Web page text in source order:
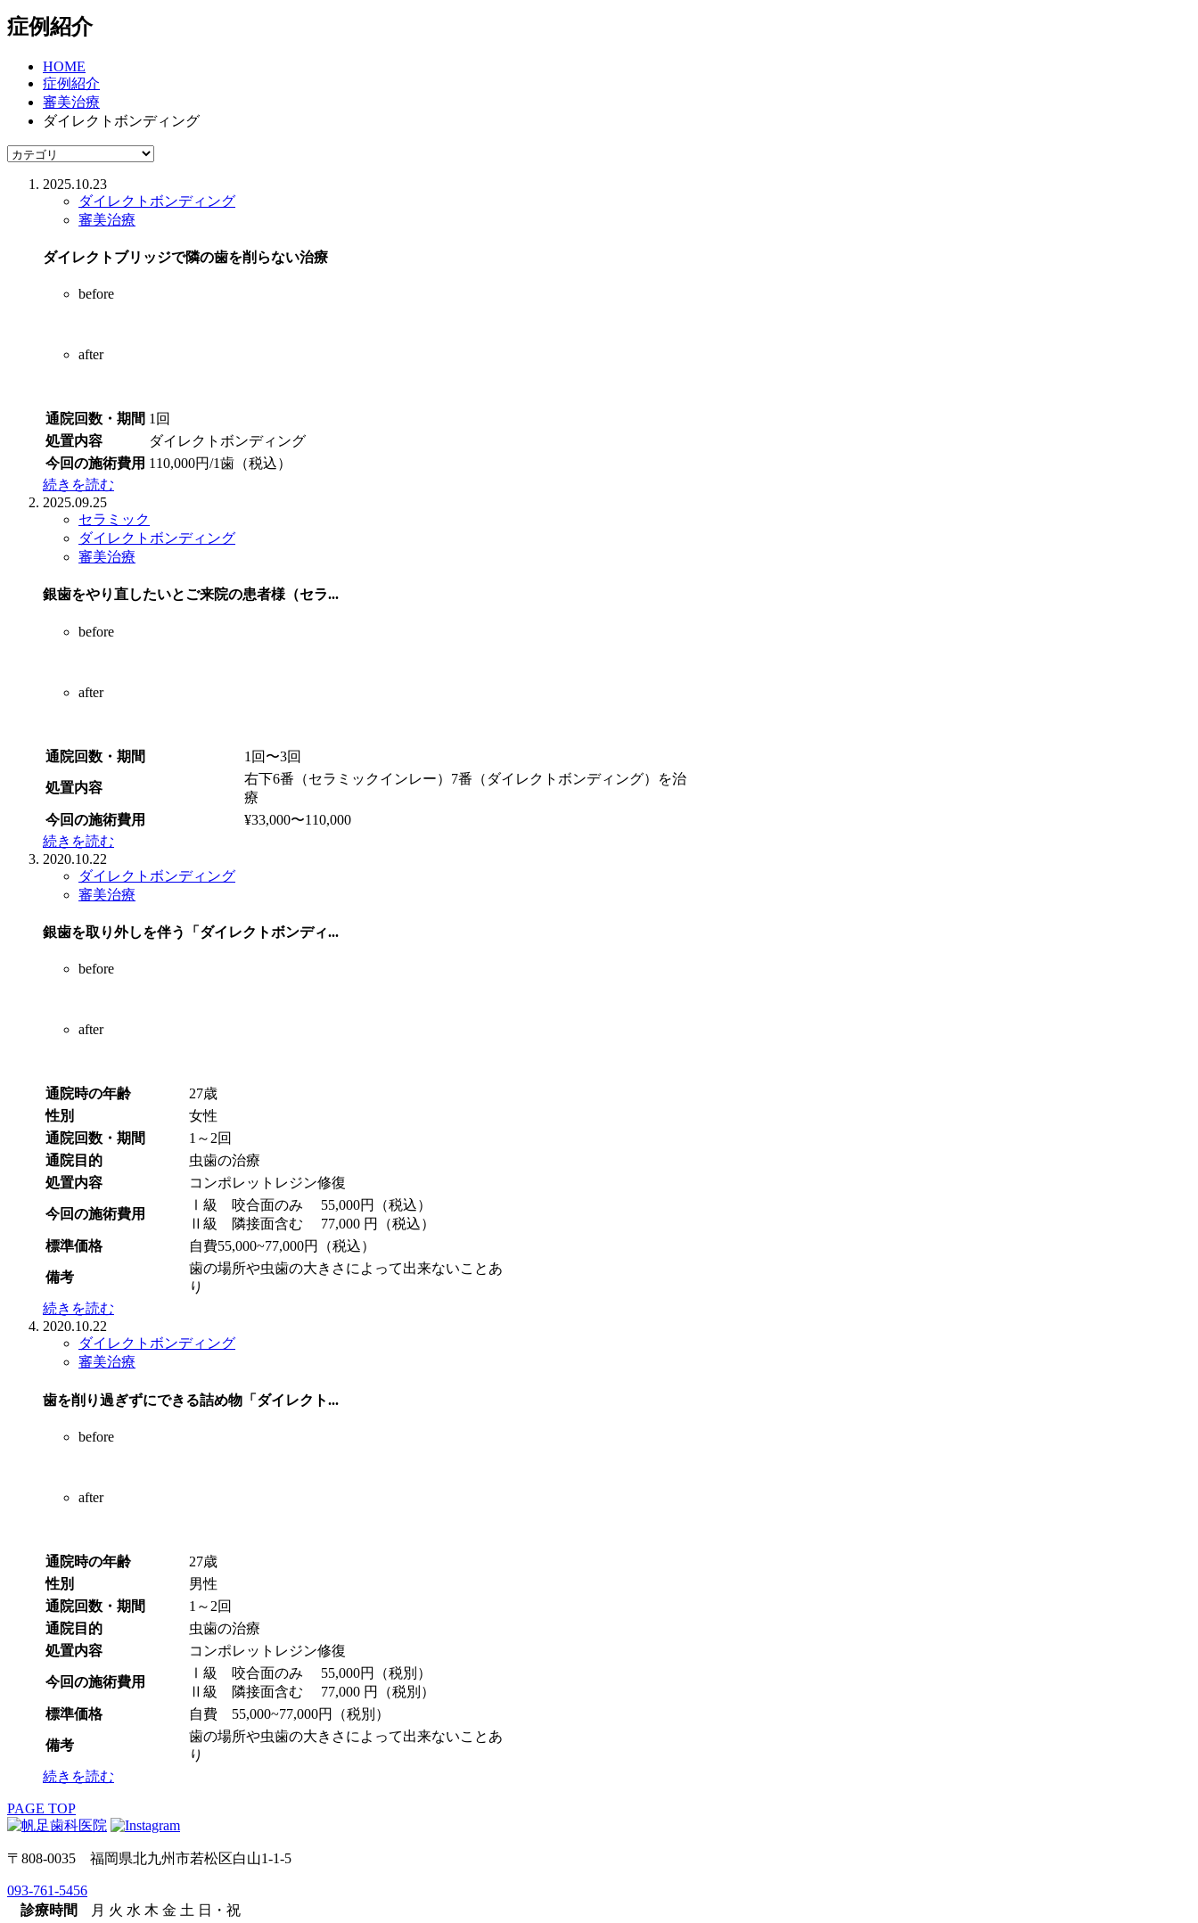
症例紹介
HOME
症例紹介
審美治療
ダイレクトボンディング
2025.10.23
ダイレクトボンディング
審美治療
ダイレクトブリッジで隣の歯を削らない治療
before
after
通院回数・期間 1回
処置内容
ダイレクトボンディング
今回の施術費用 110,000円/1歯（税込）
続きを読む
2025.09.25
セラミック
ダイレクトボンディング
審美治療
銀歯をやり直したいとご来院の患者様（セラ...
before
after
通院回数・期間 1回〜3回
処置内容
右下6番（セラミックインレー）7番（ダイレクトボンディング）を治
療
今回の施術費用
¥33,000〜110,000
続きを読む
2020.10.22
ダイレクトボンディング
審美治療
銀歯を取り外しを伴う「ダイレクトボンディ...
before
after
通院時の年齢
27歳
性別
女性
通院回数・期間
1～2回
通院目的
虫歯の治療
処置内容
コンポレットレジン修復
今回の施術費用
Ⅰ級 咬合面のみ 55,000円（税込）
Ⅱ級 隣接面含む 77,000 円（税込）
標準価格
自費55,000~77,000円（税込）
備考
歯の場所や虫歯の大きさによって出来ないことあ
り
続きを読む
2020.10.22
ダイレクトボンディング
審美治療
歯を削り過ぎずにできる詰め物「ダイレクト...
before
after
通院時の年齢
27歳
性別
男性
通院回数・期間
1～2回
通院目的
虫歯の治療
処置内容
コンポレットレジン修復
今回の施術費用
Ⅰ級 咬合面のみ 55,000円（税別）
Ⅱ級 隣接面含む 77,000 円（税別）
標準価格
自費 55,000~77,000円（税別）
備考
歯の場所や虫歯の大きさによって出来ないことあ
り
続きを読む
PAGE TOP
〒808-0035 福岡県北九州市若松区白山1-1-5
093-761-5456
診療時間
月 火 水 木 金 土 日・祝